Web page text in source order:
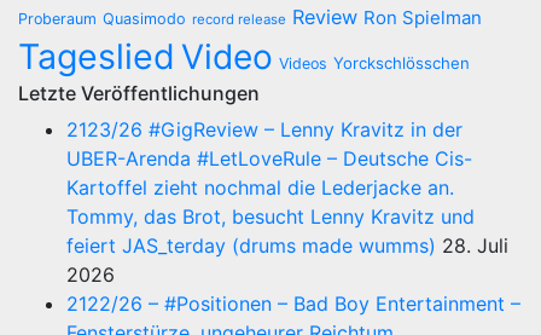
Proberaum Quasimodo record release Review Ron Spielman
Tageslied Video Videos Yorckschlösschen
Letzte Veröffentlichungen
2123/26 #GigReview – Lenny Kravitz in der
UBER-Arenda #LetLoveRule – Deutsche Cis-
Kartoffel zieht nochmal die Lederjacke an.
Tommy, das Brot, besucht Lenny Kravitz und
feiert JAS_terday (drums made wumms) 28. Juli
2026
2122/26 – #Positionen – Bad Boy Entertainment –